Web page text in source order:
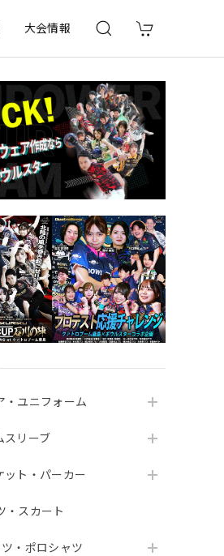
大会情報
・ユニフォーム
スリーブ
ット・パーカー
・スカート
・ポロシャツ